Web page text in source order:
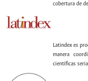
cobertura de
Latindex es
manera
científicas